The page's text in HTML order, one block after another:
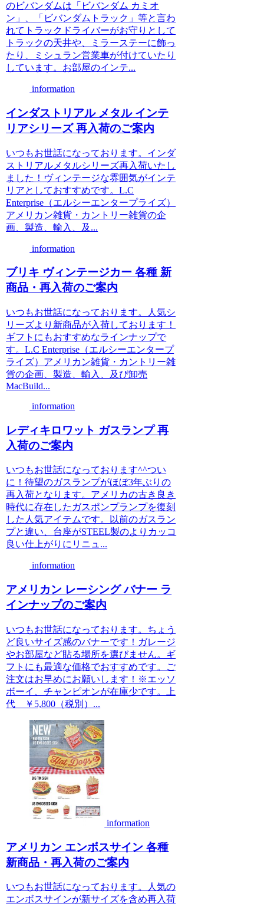
のビバンダムは「ビバンダム カミオ
ン」、「ビバンダムトラック」等と言わ
れてトラックドライバーがお守りとして
トラックの天井や、ミラーステーに飾っ
たり、ミシュラン営業車が付けていたり
しています。お部屋のインテ...
information
インダストリアル メタル インテ
リアシリーズ 再入荷のご案内
いつもお世話になっております。インダ
ストリアルメタルシリーズ再入荷いたし
ました！ヴィンテージな雰囲気がインテ
リアとしておすすめです。L.C
Enterprise（エルシーエンタープライズ）
アメリカン雑貨・カントリー雑貨の企
画、製造、輸入、及...
information
ブリキ ヴィンテージカー 各種 新
商品・再入荷のご案内
いつもお世話になっております。人気シ
リーズより新商品が入荷しております！
ギフトにもおすすめなラインナップで
す。L.C Enterprise（エルシーエンタープ
ライズ）アメリカン雑貨・カントリー雑
貨の企画、製造、輸入、及び卸売
MacBuild...
information
レディキロワット ガスランプ 再
入荷のご案内
いつもお世話になっております^^つい
に！待望のガスランプがほぼ3年ぶりの
再入荷となります。アメリカの古き良き
時代に存在したガスポンプランプを復刻
した人気アイテムです。以前のガスラン
プと違い、台座がSTEEL製のよりカッコ
良い仕上がりにリニュ...
information
アメリカン レーシング バナー ラ
インナップのご案内
いつもお世話になっております。ちょう
ど良いサイズ感のバナーです！ガレージ
やお部屋など貼る場所を選びません。ギ
フトにも最適な価格でおすすめです。ご
注文はお早めにお願いします！※エッソ
ボーイ、チャンピオンが在庫少です。上
代 ￥5,800（税別）...
information
アメリカン エンボスサイン 各種
新商品・再入荷のご案内
いつもお世話になっております。人気の
エンボスサインが新サイズを含め再入荷